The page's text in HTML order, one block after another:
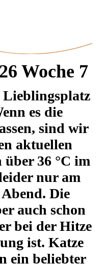
Woche 7
Lieblingsplatz
es die
sind wir
aktuellen
36 °C im
nur am
Die
auch schon
bei der Hitze
ist. Katze
ein beliebter